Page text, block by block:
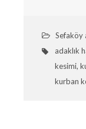
Sefaköy
adaklık
kesimi,
kurban